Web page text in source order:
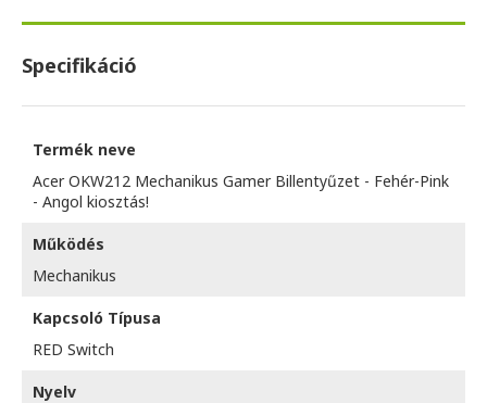
Specifikáció
Termék neve
Acer OKW212 Mechanikus Gamer Billentyűzet - Fehér-Pink
- Angol kiosztás!
Működés
Mechanikus
Kapcsoló Típusa
RED Switch
Nyelv